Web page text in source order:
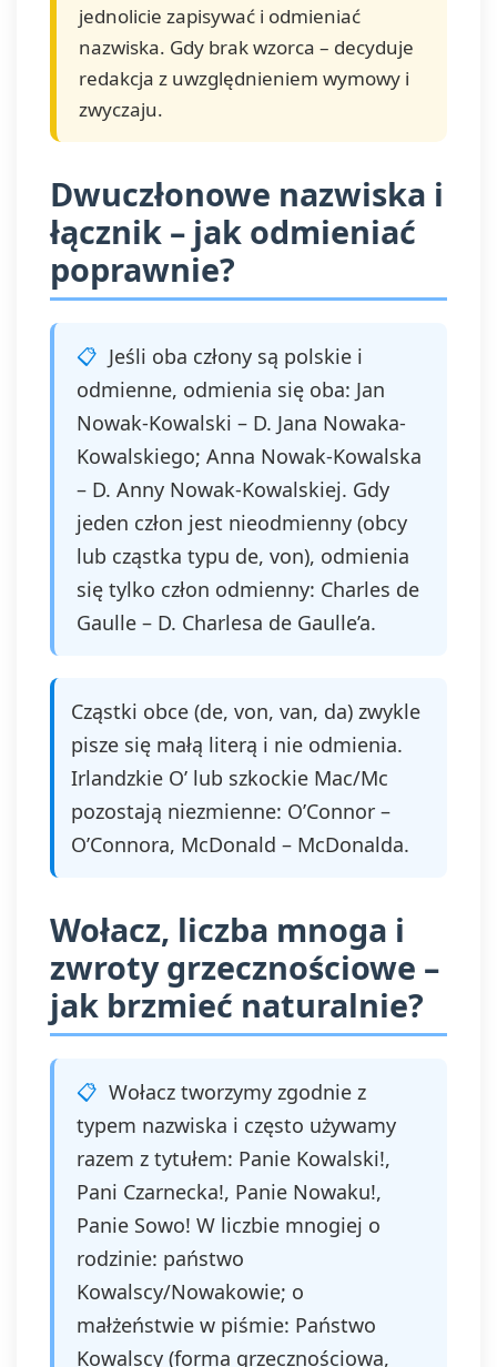
jednolicie zapisywać i odmieniać
nazwiska. Gdy brak wzorca – decyduje
redakcja z uwzględnieniem wymowy i
zwyczaju.
Dwuczłonowe nazwiska i
łącznik – jak odmieniać
poprawnie?
Jeśli oba człony są polskie i
odmienne, odmienia się oba: Jan
Nowak-Kowalski – D. Jana Nowaka-
Kowalskiego; Anna Nowak-Kowalska
– D. Anny Nowak-Kowalskiej. Gdy
jeden człon jest nieodmienny (obcy
lub cząstka typu de, von), odmienia
się tylko człon odmienny: Charles de
Gaulle – D. Charlesa de Gaulle’a.
Cząstki obce (de, von, van, da) zwykle
pisze się małą literą i nie odmienia.
Irlandzkie O’ lub szkockie Mac/Mc
pozostają niezmienne: O’Connor –
O’Connora, McDonald – McDonalda.
Wołacz, liczba mnoga i
zwroty grzecznościowe –
jak brzmieć naturalnie?
Wołacz tworzymy zgodnie z
typem nazwiska i często używamy
razem z tytułem: Panie Kowalski!,
Pani Czarnecka!, Panie Nowaku!,
Panie Sowo! W liczbie mnogiej o
rodzinie: państwo
Kowalscy/Nowakowie; o
małżeństwie w piśmie: Państwo
Kowalscy (forma grzecznościowa,